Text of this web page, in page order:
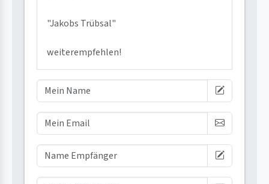
"Jakobs Trübsal"
weiterempfehlen!